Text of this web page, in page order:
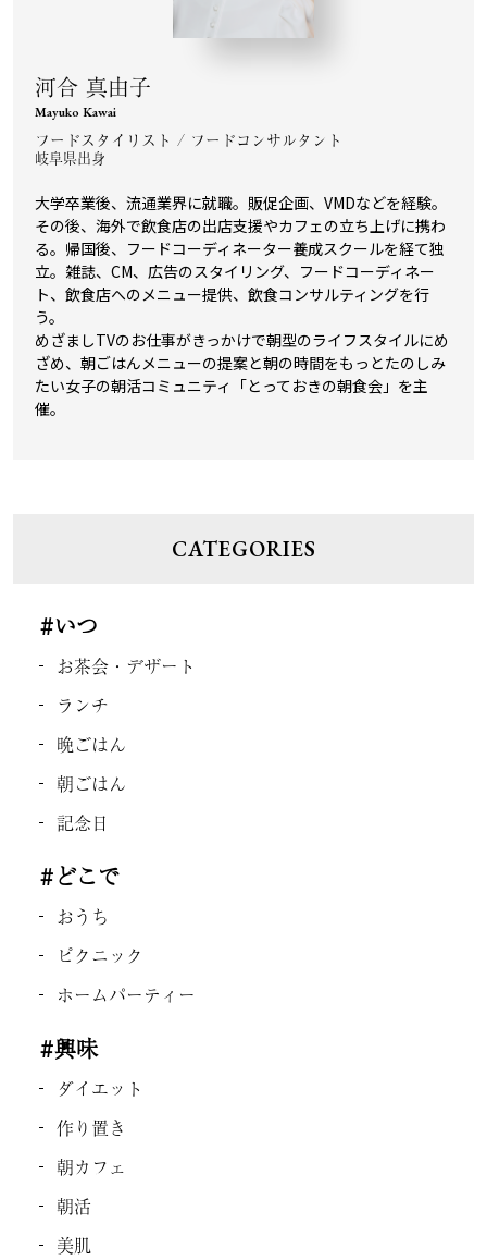
河合 真由子
Mayuko Kawai
フードスタイリスト / フードコンサルタント
岐阜県出身
大学卒業後、流通業界に就職。販促企画、VMDなどを経験。
その後、海外で飲食店の出店支援やカフェの立ち上げに携わ
る。帰国後、フードコーディネーター養成スクールを経て独
立。雑誌、CM、広告のスタイリング、フードコーディネー
ト、飲食店へのメニュー提供、飲食コンサルティングを行
う。
めざましTVのお仕事がきっかけで朝型のライフスタイルにめ
ざめ、朝ごはんメニューの提案と朝の時間をもっとたのしみ
たい女子の朝活コミュニティ「とっておきの朝食会」を主
催。
CATEGORIES
#いつ
お茶会・デザート
ランチ
晩ごはん
朝ごはん
記念日
#どこで
おうち
ピクニック
ホームパーティー
#興味
ダイエット
作り置き
朝カフェ
朝活
美肌